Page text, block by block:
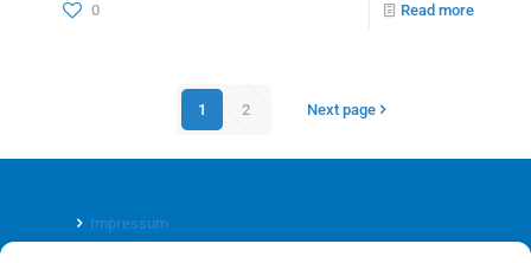
0 Read more
1 2 Next page
Impressum